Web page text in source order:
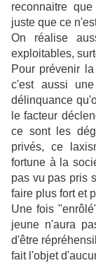
reconnaitre
juste que ce
On réalise
exploitables,
Pour prévenir
c'est aussi
délinquance
le facteur
ce sont les
privés, ce
fortune à la
pas vu pas pris
faire plus fort et
Une fois
jeune n'aura
d'être
fait l'objet